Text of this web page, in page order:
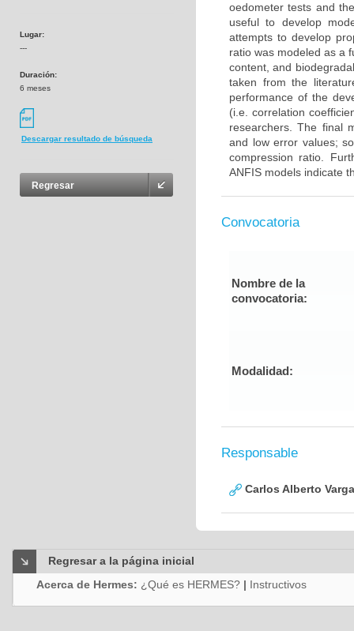
Lugar:
---
Duración:
6 meses
Descargar resultado de búsqueda
Regresar
oedometer tests and
useful to develop
attempts to develop
ratio was modeled as a
content, and
taken from the
performance of the
(i.e. correlation
researchers. The final
and low error values;
compression ratio.
ANFIS models indicate
Convocatoria
Nombre de la
convocatoria:
Modalidad:
Responsable
Carlos Alberto
Regresar a la página inicial
Acerca de Hermes: ¿Qué es HERMES? | Instructivos